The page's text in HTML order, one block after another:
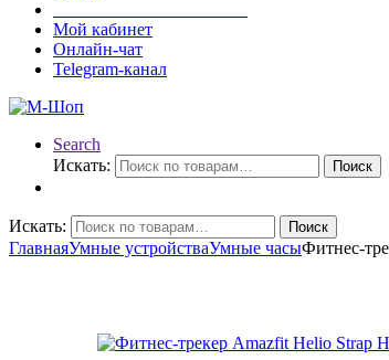
Мой кабинет
Онлайн-чат
Telegram-канал
Search
Искать:
Поиск
Искать: Поиск
ГлавнаяУмные устройстваУмные часыФитнес-